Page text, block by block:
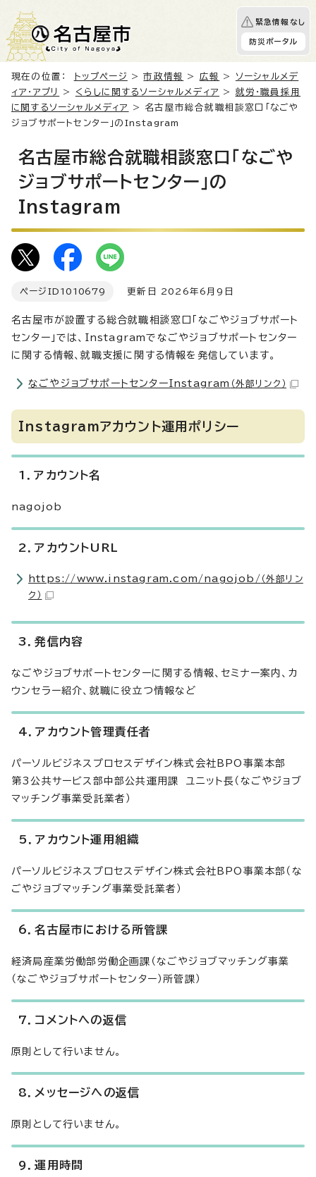
緊急情報なし
防災ポータル
現在の位置： トップページ >市政情報 > 広報 > ソーシャルメデ
ィア・アプリ
> くらしに関するソーシャルメディア > 就労・職員採用
に関するソーシャルメディア
> 名古屋市総合就職相談窓口「なごや
ジョブサポートセンター」のInstagram
名古屋市総合就職相談窓口「なごや
ジョブサポートセンター」の
Instagram
ページID 1010679 更新日 2026年6月9日
名古屋市が設置する総合就職相談窓口「なごやジョブサポート
センター」では、Instagramでなごやジョブサポートセンター
に関する情報、就職支援に関する情報を発信しています。
なごやジョブサポートセンターInstagram （外部リンク）
Instagramアカウント運用ポリシー
1．アカウント名
nagojob
2．アカウントURL
https://www.instagram.com/nagojob/ （外部リン
ク）
3．発信内容
なごやジョブサポートセンターに関する情報、セミナー案内、カ
ウンセラー紹介、就職に役立つ情報など
4．アカウント管理責任者
パーソルビジネスプロセスデザイン株式会社BPO事業本部
第3公共サービス部中部公共運用課 ユニット長（なごやジョブ
マッチング事業受託業者）
5．アカウント運用組織
パーソルビジネスプロセスデザイン株式会社BPO事業本部（な
ごやジョブマッチング事業受託業者）
6．名古屋市における所管課
経済局産業労働部労働企画課（なごやジョブマッチング事業
（なごやジョブサポートセンター）所管課）
7．コメントへの返信
原則として行いません。
8．メッセージへの返信
原則として行いません。
9．運用時間